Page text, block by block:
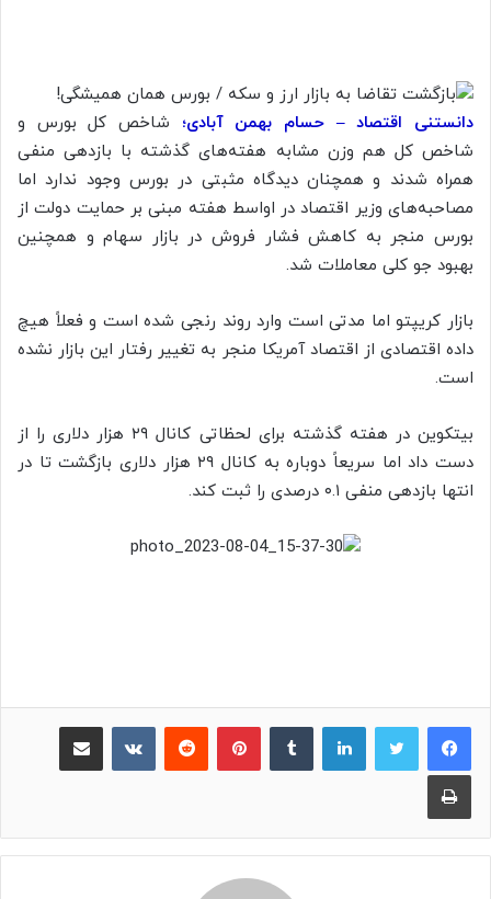
دانستنی اقتصاد – حسام بهمن آبادی؛ شاخص کل بورس و
شاخص کل هم وزن مشابه هفته‌های گذشته با بازدهی منفی
همراه شدند و همچنان دیدگاه مثبتی در بورس وجود ندارد اما
مصاحبه‌های وزیر اقتصاد در اواسط هفته مبنی بر حمایت دولت از
بورس منجر به کاهش فشار فروش در بازار سهام و همچنین
بهبود جو کلی معاملات شد.
بازار کریپتو اما مدتی است وارد روند رنجی شده است و فعلاً هیچ
داده اقتصادی از اقتصاد آمریکا منجر به تغییر رفتار این بازار نشده
است.
بیتکوین در هفته گذشته برای لحظاتی کانال ۲۹ هزار دلاری را از
دست داد اما سریعاً دوباره به کانال ۲۹ هزار دلاری بازگشت تا در
انتها بازدهی منفی ۰.۱ درصدی را ثبت کند.
لینکدین پینترست ‫رددیت
چاپ